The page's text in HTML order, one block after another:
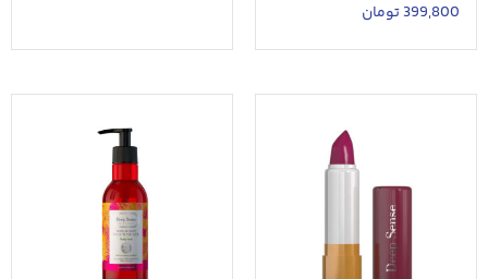
399,800تومان